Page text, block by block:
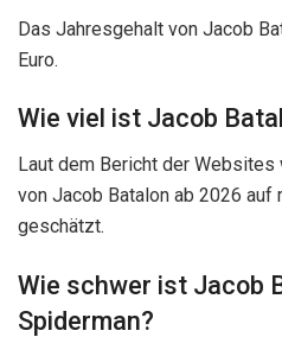
Das Jahresgehalt von Jacob
Euro.
Wie viel ist Jacob
Laut dem Bericht der
von Jacob Batalon ab 2026 auf
geschätzt.
Wie schwer ist Jacob
Spiderman?